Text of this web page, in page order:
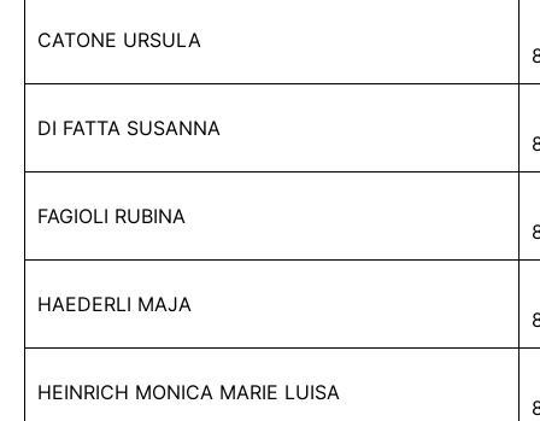
CATONE URSULA
DI FATTA SUSANNA
FAGIOLI RUBINA
HAEDERLI MAJA
HEINRICH MONICA MARIE LUISA